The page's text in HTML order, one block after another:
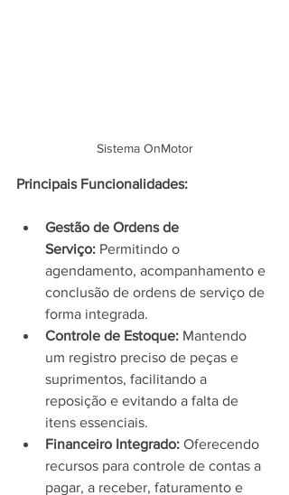
Sistema OnMotor
Principais Funcionalidades:
Gestão de Ordens de
Serviço: Permitindo o
agendamento, acompanhamento e
conclusão de ordens de serviço de
forma integrada.
Controle de Estoque: Mantendo
um registro preciso de peças e
suprimentos, facilitando a
reposição e evitando a falta de
itens essenciais.
Financeiro Integrado: Oferecendo
recursos para controle de contas a
pagar, a receber, faturamento e